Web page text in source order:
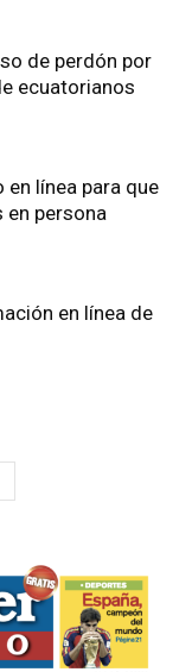
de perdón por
ecuatorianos
en línea para que
persona
en línea de